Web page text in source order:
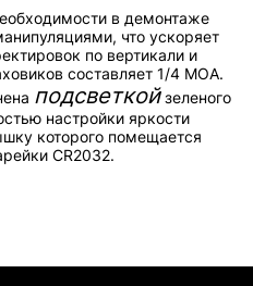
в демонтаже
что ускоряет
по вертикали и
составляет 1/4 МОА.
подсветкойзеленого
настройки яркости
которого помещается
CR2032.